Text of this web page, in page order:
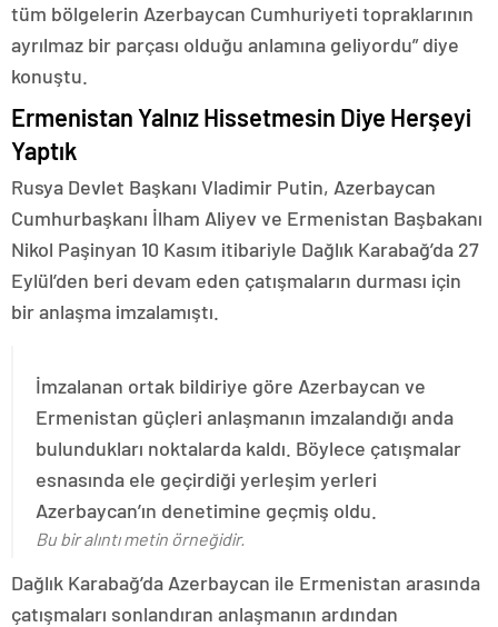
tüm bölgelerin Azerbaycan Cumhuriyeti topraklarının
ayrılmaz bir parçası olduğu anlamına geliyordu” diye
konuştu.
Ermenistan Yalnız Hissetmesin Diye Herşeyi
Yaptık
Rusya Devlet Başkanı Vladimir Putin, Azerbaycan
Cumhurbaşkanı İlham Aliyev ve Ermenistan Başbakanı
Nikol Paşinyan 10 Kasım itibariyle Dağlık Karabağ’da 27
Eylül’den beri devam eden çatışmaların durması için
bir anlaşma imzalamıştı.
İmzalanan ortak bildiriye göre Azerbaycan ve
Ermenistan güçleri anlaşmanın imzalandığı anda
bulundukları noktalarda kaldı. Böylece çatışmalar
esnasında ele geçirdiği yerleşim yerleri
Azerbaycan’ın denetimine geçmiş oldu.
Bu bir alıntı metin örneğidir.
Dağlık Karabağ’da Azerbaycan ile Ermenistan arasında
çatışmaları sonlandıran anlaşmanın ardından